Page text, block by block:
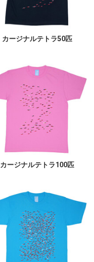
カージナルテトラ50匹
カージナルテトラ100匹